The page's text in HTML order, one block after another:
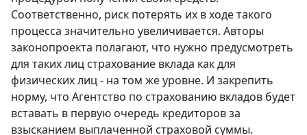
Соответственно, риск потерять их в ходе такого
процесса значительно увеличивается. Авторы
законопроекта полагают, что нужно предусмотреть
для таких лиц страхование вклада как для
физических лиц - на том же уровне. И закрепить
норму, что Агентство по страхованию вкладов будет
вставать в первую очередь кредиторов за
взысканием выплаченной страховой суммы.